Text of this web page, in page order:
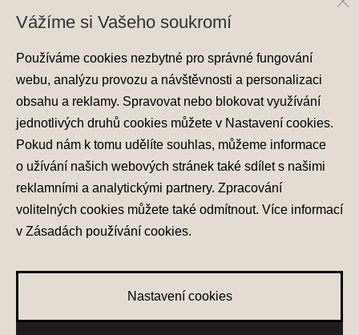
© 2026 Hyundai Motor Czech s.r.o.
Všechna práva vyhrazena
Ochrana osobních údajů
Nastavení cookies
Vážíme si Vašeho soukromí
Používáme cookies nezbytné pro správné fungování
webu, analýzu provozu a návštěvnosti a personalizaci
obsahu a reklamy. Spravovat nebo blokovat využívání
jednotlivých druhů cookies můžete v Nastavení cookies.
Pokud nám k tomu udělíte souhlas, můžeme informace
o užívání našich webových stránek také sdílet s našimi
reklamními a analytickými partnery. Zpracování
volitelných cookies můžete také odmítnout. Více informací
v Zásadách používání cookies.
Nastavení cookies